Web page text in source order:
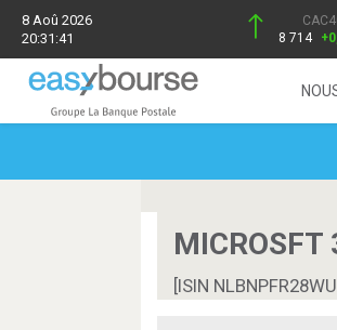
8 Aoû 2026
20:31:41
8 714
[ISIN